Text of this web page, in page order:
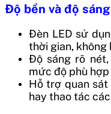
Độ bền và độ
Đèn LED sử
thời gian, không
Độ sáng rõ
mức độ phù
Hỗ trợ quan
hay thao tác